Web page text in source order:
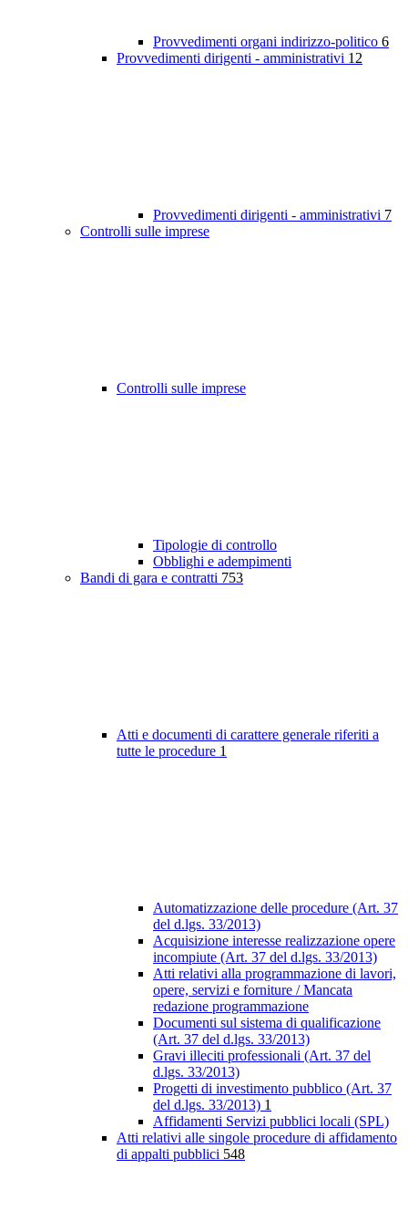
Provvedimenti organi indirizzo-politico 6
Provvedimenti dirigenti - amministrativi 12
Provvedimenti dirigenti - amministrativi 7
Controlli sulle imprese
Controlli sulle imprese
Tipologie di controllo
Obblighi e adempimenti
Bandi di gara e contratti 753
Atti e documenti di carattere generale riferiti a
tutte le procedure 1
Automatizzazione delle procedure (Art. 37
del d.lgs. 33/2013)
Acquisizione interesse realizzazione opere
incompiute (Art. 37 del d.lgs. 33/2013)
Atti relativi alla programmazione di lavori,
opere, servizi e forniture / Mancata
redazione programmazione
Documenti sul sistema di qualificazione
(Art. 37 del d.lgs. 33/2013)
Gravi illeciti professionali (Art. 37 del
d.lgs. 33/2013)
Progetti di investimento pubblico (Art. 37
del d.lgs. 33/2013) 1
Affidamenti Servizi pubblici locali (SPL)
Atti relativi alle singole procedure di affidamento
di appalti pubblici 548